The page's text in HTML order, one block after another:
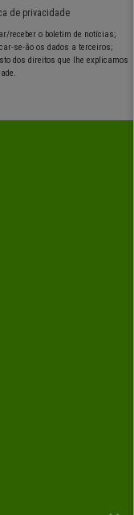
de privacidade
receber o boletim de notícias;
se-ão os dados a terceiros;
dos direitos que lhe explicamos